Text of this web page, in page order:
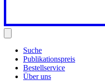
Suche
Publikationspreis
Bestellservice
Über uns